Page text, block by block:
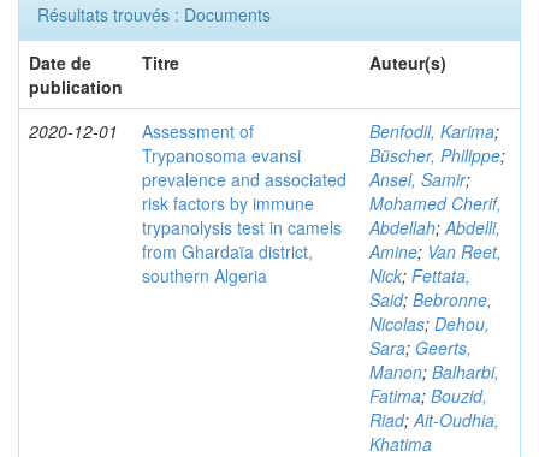
Résultats trouvés : Documents
Date de
publication
Titre Auteur(s)
2020-12-01
Assessment of
Trypanosoma evansi
prevalence and associated
risk factors by immune
trypanolysis test in camels
from Ghardaïa district,
southern Algeria
Benfodil, Karima;
Büscher, Philippe;
Ansel, Samir;
Mohamed Cherif,
Abdellah;Abdelli,
Amine; Van Reet,
Nick; Fettata,
Said; Bebronne,
Nicolas; Dehou,
Sara; Geerts,
Manon; Balharbi,
Fatima; Bouzid,
Riad;Ait-Oudhia,
Khatima